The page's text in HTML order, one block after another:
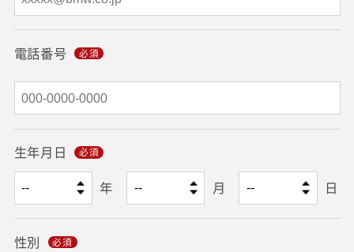
電話番号
生年月日
年
月 日
性別